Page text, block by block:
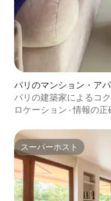
パリのマンション・ア
パリの建築家によるコ
ロケーション ·情報の正
スーパーホスト
スーパーホスト